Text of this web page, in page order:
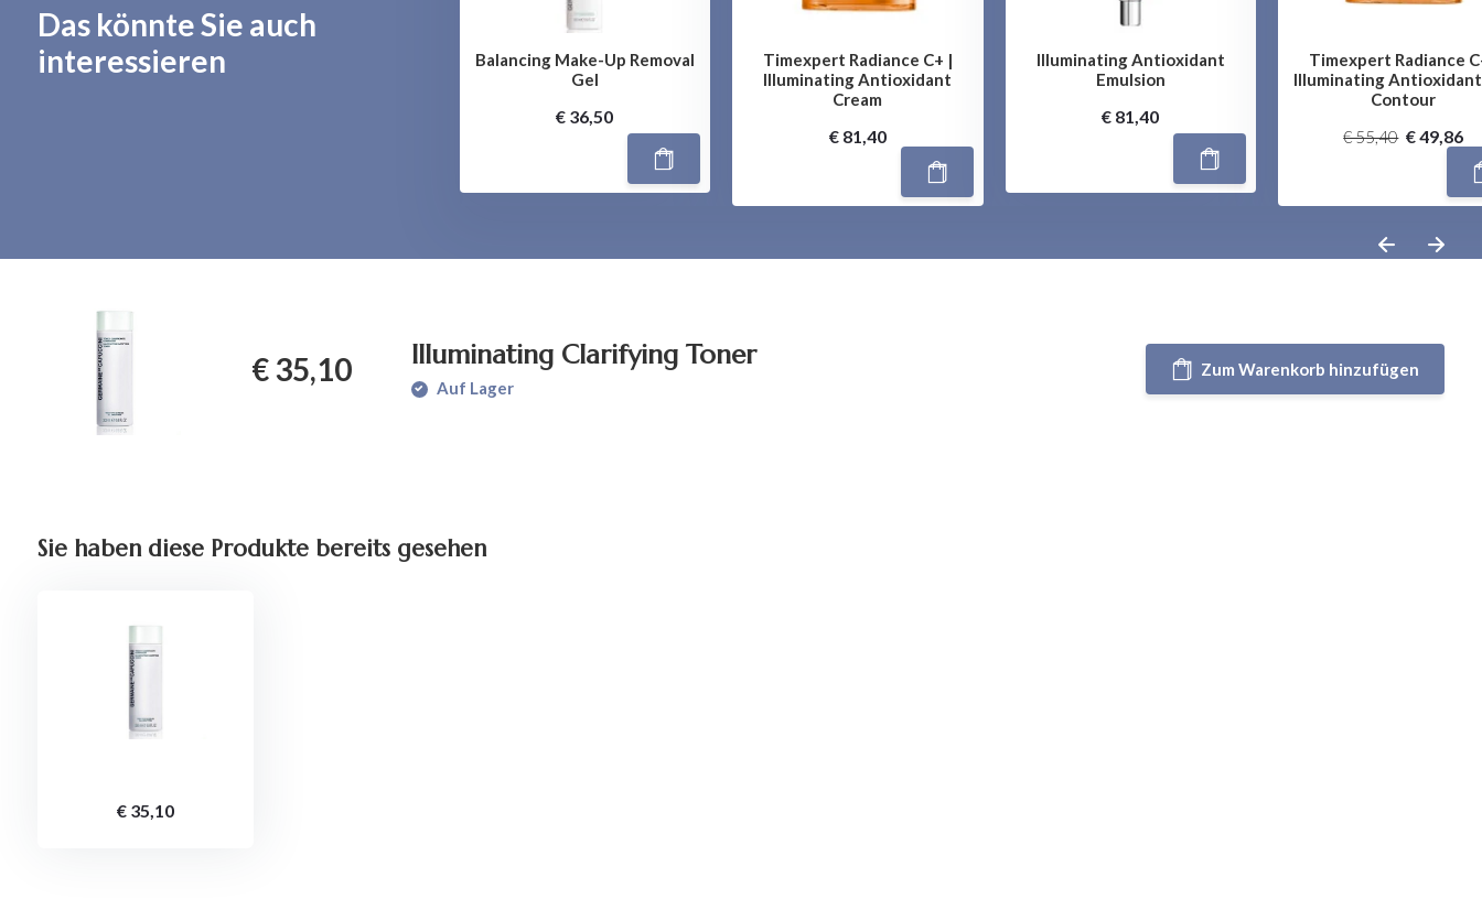
Das könnte Sie auch
interessieren
& Youthfulness
Lotion
Balancing Make-Up Removal
Gel
€ 36,50
Timexpert Radiance C+ |
Illuminating Antioxidant
Cream
€ 81,40
Illuminating Antioxidant
Emulsion
€ 81,40
Timexpert Radiance
Illuminating Antioxidant
Contour
€ 55,40 € 49,86
€ 35,10 Illuminating Clarifying Toner
Auf Lager
Zum Warenkorb hinzufügen
Sie haben diese Produkte bereits gesehen
€ 35,10